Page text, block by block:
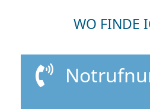
WO FINDE